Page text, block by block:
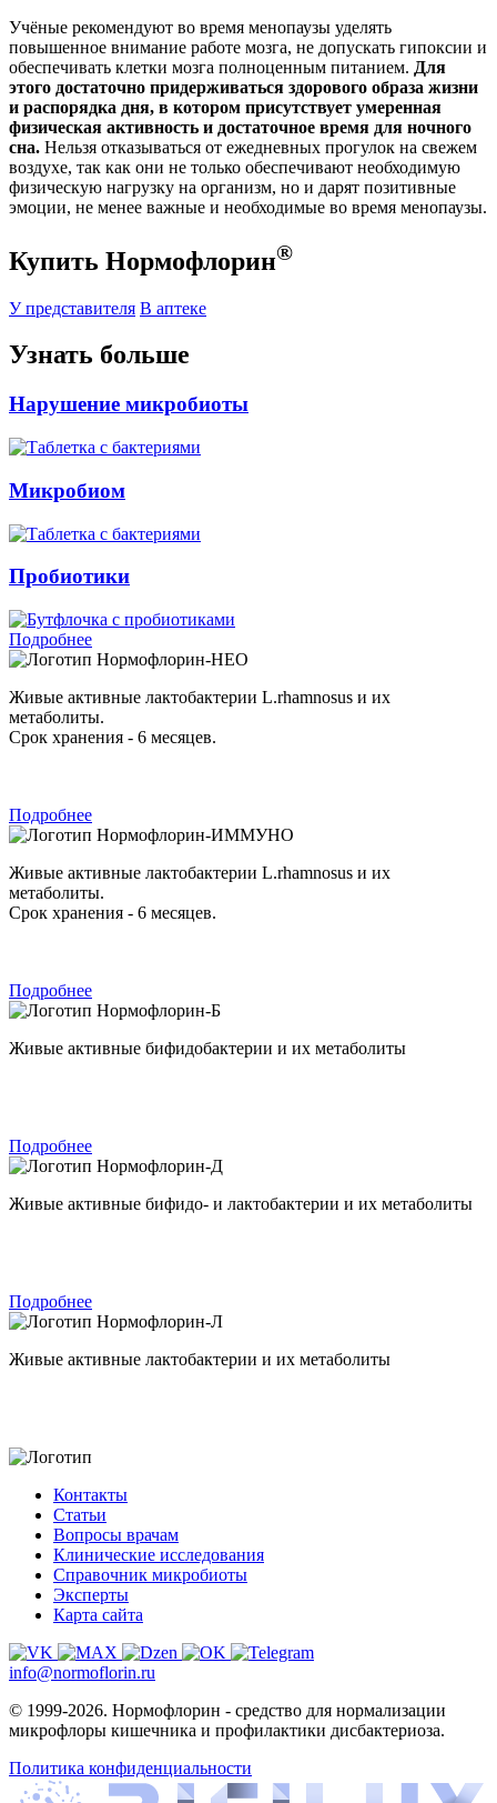
Учёные рекомендуют во время менопаузы уделять
повышенное внимание работе мозга, не допускать гипоксии и
обеспечивать клетки мозга полноценным питанием. Для
этого достаточно придерживаться здорового образа жизни
и распорядка дня, в котором присутствует умеренная
физическая активность и достаточное время для ночного
сна. Нельзя отказываться от ежедневных прогулок на свежем
воздухе, так как они не только обеспечивают необходимую
физическую нагрузку на организм, но и дарят позитивные
эмоции, не менее важные и необходимые во время менопаузы.
Купить Нормофлорин®
У представителя В аптеке
Узнать больше
Нарушение микробиоты
Микробиом
Пробиотики
Подробнее
Нормофлорин-НЕО
Живые активные лактобактерии L.rhamnosus и их
метаболиты.
Срок хранения - 6 месяцев.
Подробнее
Нормофлорин-ИММУНО
Живые активные лактобактерии L.rhamnosus и их
метаболиты.
Срок хранения - 6 месяцев.
Подробнее
Нормофлорин-Б
Живые активные бифидобактерии и их метаболиты
Подробнее
Нормофлорин-Д
Живые активные бифидо- и лактобактерии и их метаболиты
Подробнее
Нормофлорин-Л
Живые активные лактобактерии и их метаболиты
Контакты
Статьи
Вопросы врачам
Клинические исследования
Справочник микробиоты
Эксперты
Карта сайта
info@normoflorin.ru
© 1999-2026. Нормофлорин - средство для нормализации
микрофлоры кишечника и профилактики дисбактериоза.
Политика конфиденциальности